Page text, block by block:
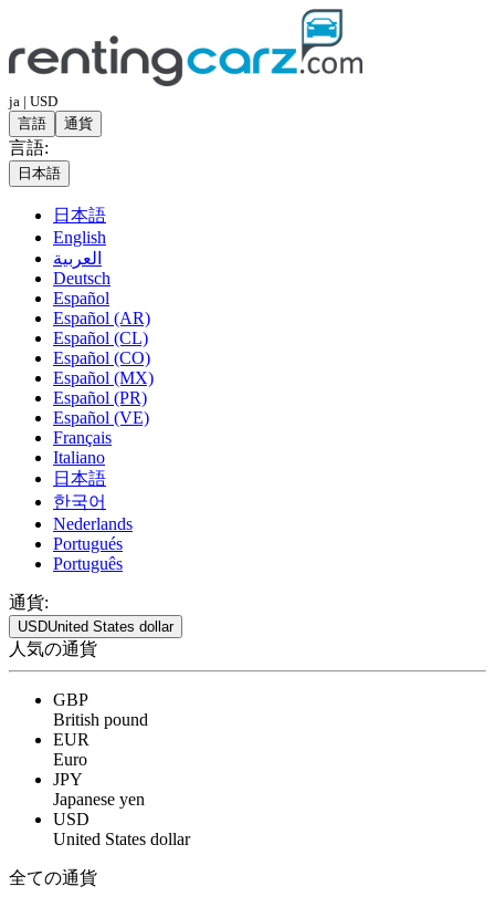
ja | USD
言語
通貨
言語:
日本語
日本語
English
العربية
Deutsch
Español
Español (AR)
Español (CL)
Español (CO)
Español (MX)
Español (PR)
Español (VE)
Français
Italiano
日本語
한국어
Nederlands
Portugués
Português
通貨:
USDUnited States dollar
人気の通貨
GBP
British pound
EUR
Euro
JPY
Japanese yen
USD
United States dollar
全ての通貨